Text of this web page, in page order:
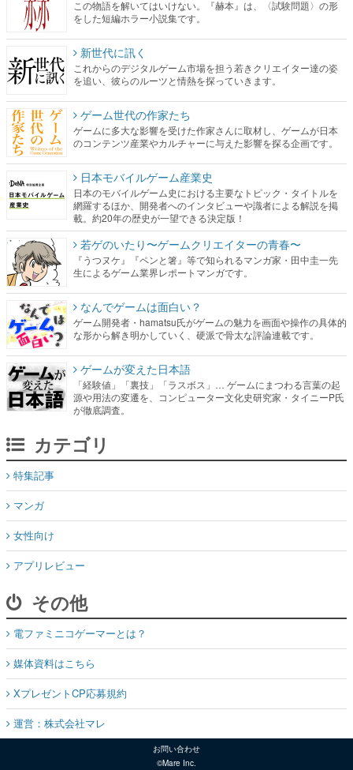
この物語を解いてはいけない。『赫本』は、〈試験問題〉の形
をした短編ホラー小説集です。
新世代に訊く
これからのデジタルゲーム市場を担う若きクリエイター達の姿
を追い、彼らのルーツと情熱を探っていきます。
ゲーム世代の作家たち
ゲームに多大な影響を受けた作家さんに取材し、ゲームが日本
のコンテンツ産業やカルチャーに与えた影響を探る企画です。
日本モバイルゲーム産業史
日本のモバイルゲーム史における主要なトピック・タイトルを
網羅するほか、開発者へのインタビューや識者による解説を掲
載。約20年の歴史が一望できる決定版！
若ゲのいたり〜ゲームクリエイターの青春〜
『うつヌケ』『ペンと箸』等で知られるマンガ家・田中圭一先
生によるゲーム業界レポートマンガです。
なんでゲームは面白い？
ゲーム開発者・hamatsu氏がゲームの魅力を画面や操作の具体的
な形から解き明かしていく、硬派で骨太な評論連載です。
ゲームが変えた日本語
「経験値」「裏技」「ラスボス」… ゲームにまつわる言葉の起
源や用法の変遷を、コンピューター文化史研究家・タイニーP氏
が徹底調査。
カテゴリ
特集記事
マンガ
女性向け
アプリレビュー
その他
電ファミニコゲーマーとは？
媒体資料はこちら
XプレゼントCP応募規約
運営：株式会社マレ
お問い合わせ
©Mare Inc.